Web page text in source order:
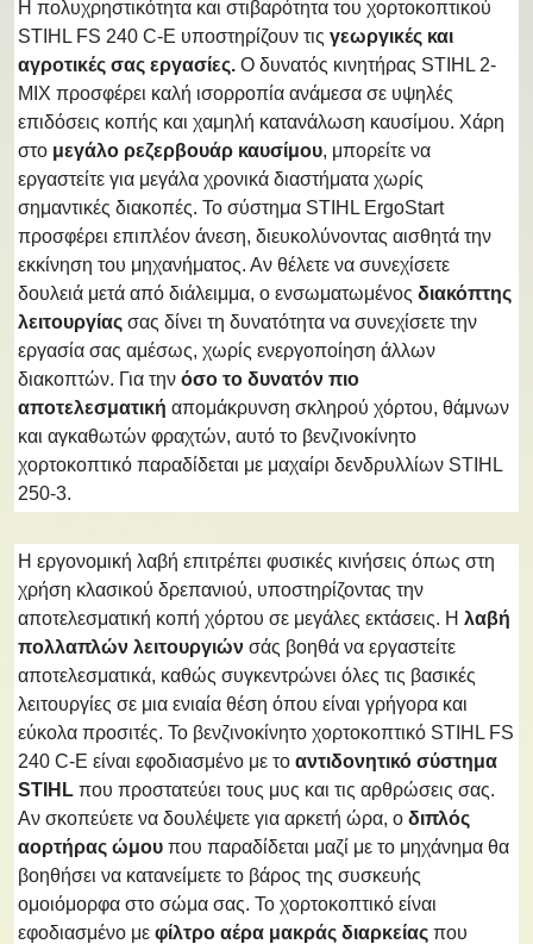
Η πολυχρηστικότητα και στιβαρότητα του χορτοκοπτικού
STIHL FS 240 C-E υποστηρίζουν τις γεωργικές και
αγροτικές σας εργασίες. Ο δυνατός κινητήρας STIHL 2-
MIX προσφέρει καλή ισορροπία ανάμεσα σε υψηλές
επιδόσεις κοπής και χαμηλή κατανάλωση καυσίμου. Χάρη
στο μεγάλο ρεζερβουάρ καυσίμου, μπορείτε να
εργαστείτε για μεγάλα χρονικά διαστήματα χωρίς
σημαντικές διακοπές. Το σύστημα STIHL ErgoStart
προσφέρει επιπλέον άνεση, διευκολύνοντας αισθητά την
εκκίνηση του μηχανήματος. Αν θέλετε να συνεχίσετε
δουλειά μετά από διάλειμμα, ο ενσωματωμένος διακόπτης
λειτουργίας σας δίνει τη δυνατότητα να συνεχίσετε την
εργασία σας αμέσως, χωρίς ενεργοποίηση άλλων
διακοπτών. Για την όσο το δυνατόν πιο
αποτελεσματική απομάκρυνση σκληρού χόρτου, θάμνων
και αγκαθωτών φραχτών, αυτό το βενζινοκίνητο
χορτοκοπτικό παραδίδεται με μαχαίρι δενδρυλλίων STIHL
250-3.
Η εργονομική λαβή επιτρέπει φυσικές κινήσεις όπως στη
χρήση κλασικού δρεπανιού, υποστηρίζοντας την
αποτελεσματική κοπή χόρτου σε μεγάλες εκτάσεις. Η λαβή
πολλαπλών λειτουργιών σάς βοηθά να εργαστείτε
αποτελεσματικά, καθώς συγκεντρώνει όλες τις βασικές
λειτουργίες σε μια ενιαία θέση όπου είναι γρήγορα και
εύκολα προσιτές. Το βενζινοκίνητο χορτοκοπτικό STIHL FS
240 C-E είναι εφοδιασμένο με το αντιδονητικό σύστημα
STIHL που προστατεύει τους μυς και τις αρθρώσεις σας.
Αν σκοπεύετε να δουλέψετε για αρκετή ώρα, ο διπλός
αορτήρας ώμου που παραδίδεται μαζί με το μηχάνημα θα
βοηθήσει να κατανείμετε το βάρος της συσκευής
ομοιόμορφα στο σώμα σας. Το χορτοκοπτικό είναι
εφοδιασμένο με φίλτρο αέρα μακράς διαρκείας που